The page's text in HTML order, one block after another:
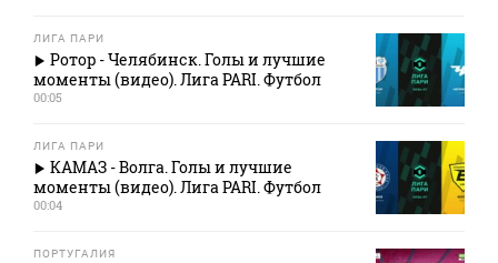
ЛИГА ПАРИ
Ротор - Челябинск. Голы и лучшие
моменты (видео). Лига PARI. Футбол
00:05
ЛИГА ПАРИ
КАМАЗ - Волга. Голы и лучшие
моменты (видео). Лига PARI. Футбол
00:04
ПОРТУГАЛИЯ